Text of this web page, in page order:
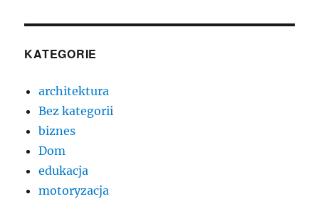
KATEGORIE
architektura
Bez kategorii
biznes
Dom
edukacja
motoryzacja